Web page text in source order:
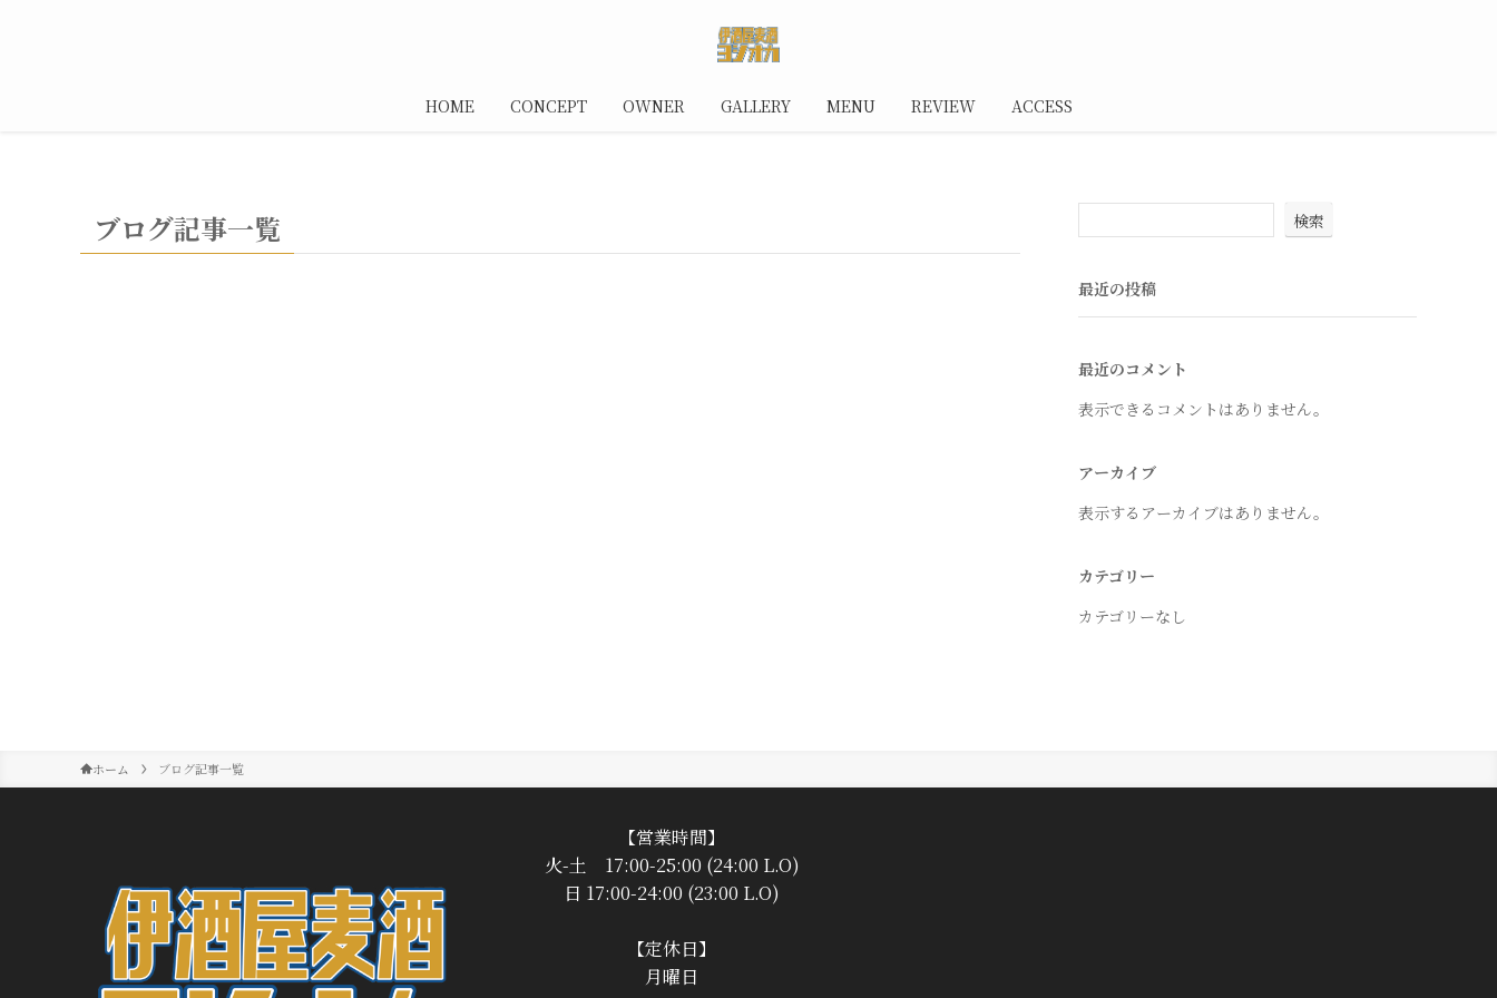
HOME CONCEPT OWNER GALLERY MENU REVIEW ACCESS
ブログ記事一覧 検索
最近の投稿
最近のコメント
表示できるコメントはありません。
アーカイブ
表示するアーカイブはありません。
カテゴリー
カテゴリーなし
ホーム ブログ記事一覧
【営業時間】
火-土 17:00-25:00 (24:00 L.O)
日 17:00-24:00 (23:00 L.O)
【定休日】
月曜日